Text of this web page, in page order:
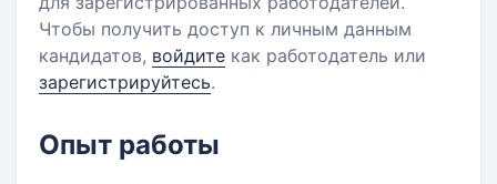
Чтобы получить доступ к личным данным
кандидатов, войдите как работодатель или
зарегистрируйтесь.
Опыт работы